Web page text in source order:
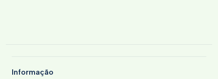
Informação